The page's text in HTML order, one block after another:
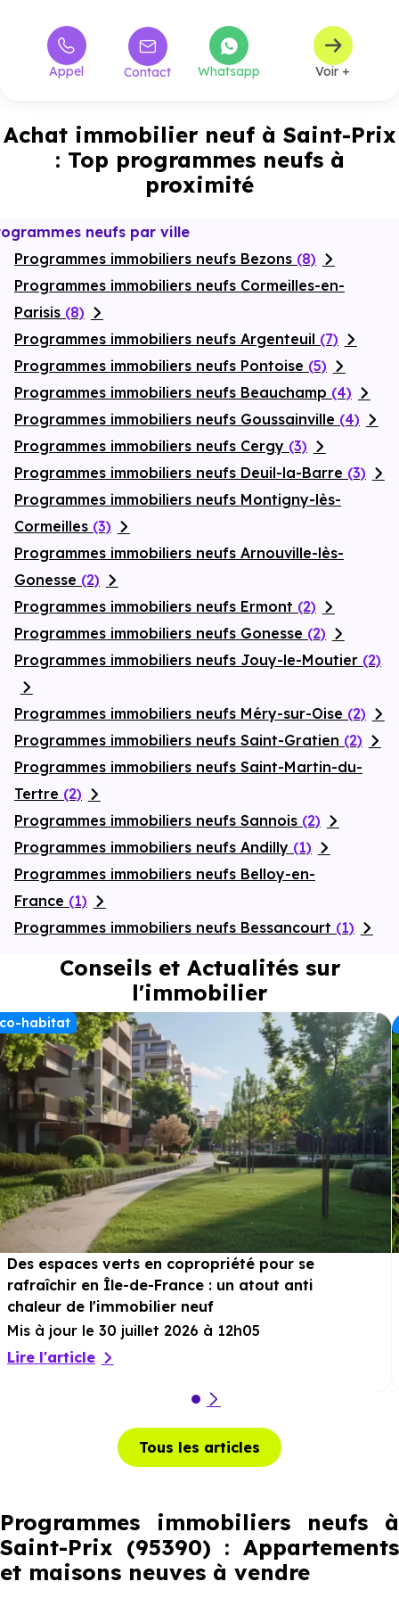
Appel Contact Whatsapp Voir +
Achat immobilier neuf à Saint-Prix
: Top programmes neufs à
proximité
neufs par ville
Programmes immobiliers neufs Bezons (8)
Programmes immobiliers neufs Cormeilles-en-
Parisis (8)
Programmes immobiliers neufs Argenteuil (7)
Programmes immobiliers neufs Pontoise (5)
Programmes immobiliers neufs Beauchamp (4)
Programmes immobiliers neufs Goussainville (4)
Programmes immobiliers neufs Cergy (3)
Programmes immobiliers neufs Deuil-la-Barre (3)
Programmes immobiliers neufs Montigny-lès-
Cormeilles (3)
Programmes immobiliers neufs Arnouville-lès-
Gonesse (2)
Programmes immobiliers neufs Ermont (2)
Programmes immobiliers neufs Gonesse (2)
Programmes immobiliers neufs Jouy-le-Moutier (2)
Programmes immobiliers neufs Méry-sur-Oise (2)
Programmes immobiliers neufs Saint-Gratien (2)
Programmes immobiliers neufs Saint-Martin-du-
Tertre (2)
Programmes immobiliers neufs Sannois (2)
Programmes immobiliers neufs Andilly (1)
Programmes immobiliers neufs Belloy-en-
France (1)
Programmes immobiliers neufs Bessancourt (1)
Conseils et Actualités sur
l'immobilier
habitat
Des espaces verts en copropriété pour se
rafraîchir en Île-de-France : un atout anti
chaleur de l'immobilier neuf
Mis à jour le 30 juillet 2026 à 12h05
Lire l'article
Tous les articles
Programmes immobiliers neufs à
Saint-Prix (95390) : Appartements
et maisons neuves à vendre